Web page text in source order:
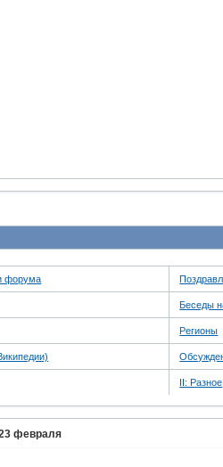
форума
Беседы
Регионы
II: Разное
февраля